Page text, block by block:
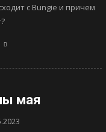
с Bungie и причем
мая